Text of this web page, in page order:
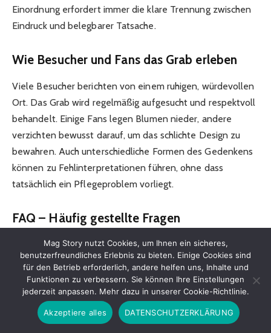
Einordnung erfordert immer die klare Trennung zwischen
Eindruck und belegbarer Tatsache.
Wie Besucher und Fans das Grab erleben
Viele Besucher berichten von einem ruhigen, würdevollen
Ort. Das Grab wird regelmäßig aufgesucht und respektvoll
behandelt. Einige Fans legen Blumen nieder, andere
verzichten bewusst darauf, um das schlichte Design zu
bewahren. Auch unterschiedliche Formen des Gedenkens
können zu Fehlinterpretationen führen, ohne dass
tatsächlich ein Pflegeproblem vorliegt.
FAQ – Häufig gestellte Fragen
Ist das Grab von Udo Jürgens ein Ehrengrab?
Ja, es handelt sich um ein offizielles Ehrengrab der Stadt
Wien.
Wird das Grab gepflegt?
Mag Story nutzt Cookies, um Ihnen ein sicheres,
benutzerfreundliches Erlebnis zu bieten. Einige Cookies sind
für den Betrieb erforderlich, andere helfen uns, Inhalte und
Funktionen zu verbessern. Sie können Ihre Einstellungen
jederzeit anpassen. Mehr dazu in unserer Cookie-Richtlinie.
Akzeptiere alles DATENSCHUTZERKLÄRUNG